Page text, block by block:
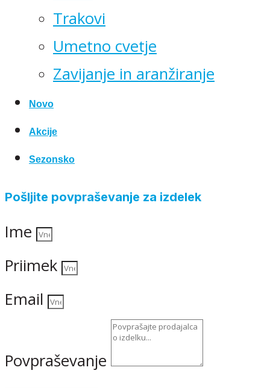
Trakovi
Umetno cvetje
Zavijanje in aranžiranje
Novo
Akcije
Sezonsko
Pošljite povpraševanje za izdelek
Ime
Priimek
Email
Povpraševanje